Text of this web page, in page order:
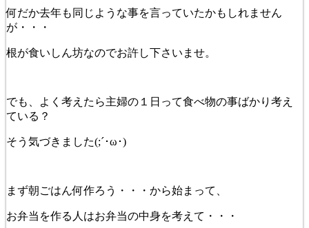
何だか去年も同じような事を言っていたかもしれません
が・・・
根が食いしん坊なのでお許し下さいませ。
でも、よく考えたら主婦の１日って食べ物の事ばかり考え
ている？
そう気づきました(;´･ω･)
まず朝ごはん何作ろう・・・から始まって、
お弁当を作る人はお弁当の中身を考えて・・・